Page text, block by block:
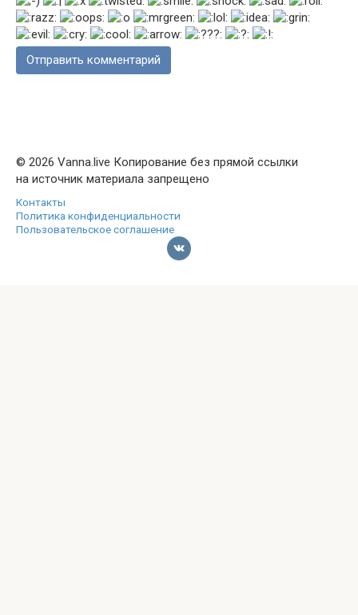
© 2026 Vanna.live Копирование без прямой ссылки
на источник материала запрещено
Контакты
Политика конфиденциальности
Пользовательское соглашение